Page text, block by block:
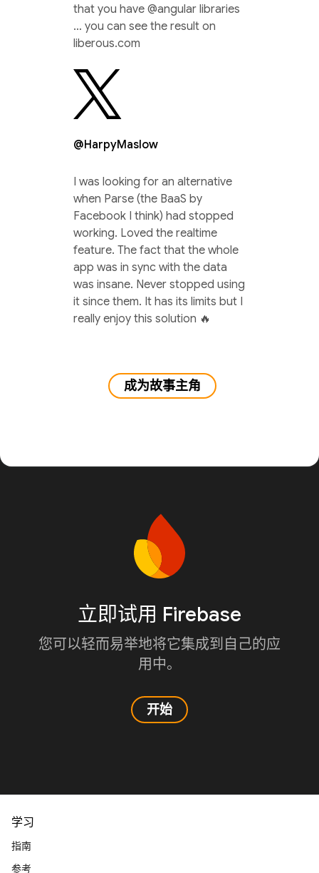
that you have @angular libraries
… you can see the result on
liberous.com
@HarpyMaslow
I was looking for an alternative
when Parse (the BaaS by
Facebook I think) had stopped
working. Loved the realtime
feature. The fact that the whole
app was in sync with the data
was insane. Never stopped using
it since them. It has its limits but I
really enjoy this solution 🔥
成为故事主角
立即试用 Firebase
您可以轻而易举地将它集成到自己的应
用中。
开始
学习
指南
参考